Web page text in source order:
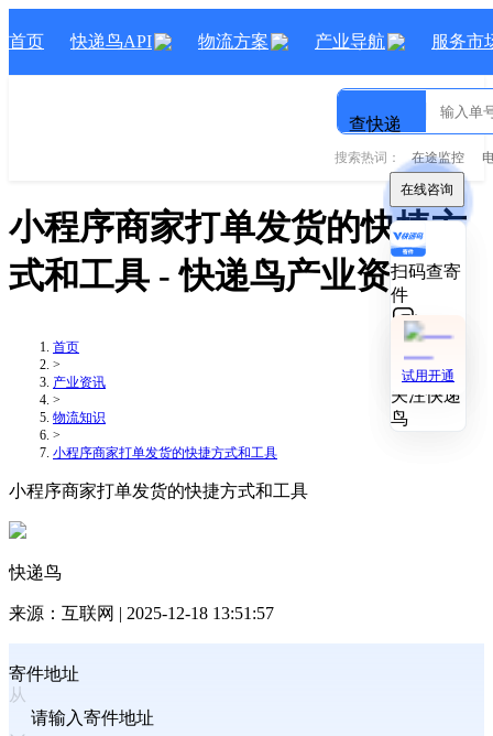
在线咨询
扫码查寄
件
技术对接
关注快递
鸟
试用开通
首页 快递鸟API 物流方案 产业导航 服务市
查快递
搜索热词： 在途监控
小程序商家打单发货的快捷方
式和工具 - 快递鸟产业资讯
首页
>
产业资讯
>
物流知识
>
小程序商家打单发货的快捷方式和工具
小程序商家打单发货的快捷方式和工具
快递鸟
来源： 互联网 | 2025-12-18 13:51:57
寄件地址
请输入寄件地址
在线咨询
扫码查寄
件
技术对接
关注快递
鸟
试用开通